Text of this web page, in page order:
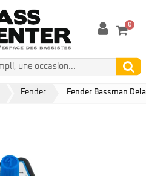
0
Fender Fender Bassman